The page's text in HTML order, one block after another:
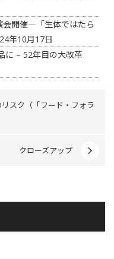
会開催―「生体ではたら
年10月17日
に – 52年目の大改革
スク（「フード・フォラ
クローズアップ